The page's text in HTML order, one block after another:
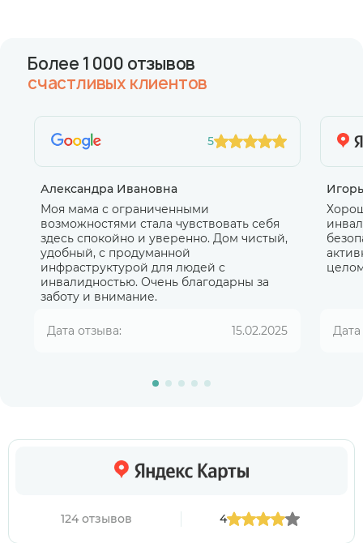
Более 1 000 отзывов
счастливых клиентов
5
Александра Ивановна
Моя мама с ограниченными
возможностями стала чувствовать себя
здесь спокойно и уверенно. Дом чистый,
удобный, с продуманной
инфраструктурой для людей с
инвалидностью. Очень благодарны за
заботу и внимание.
Дата отзыва: 15.02.2025
Игорь
Дата
124 отзывов 4